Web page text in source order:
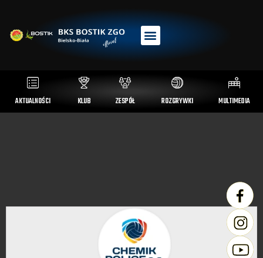
AKTUALNOŚCI KLUB ZESPÓŁ ROZGRYWKI MULTIMEDIA